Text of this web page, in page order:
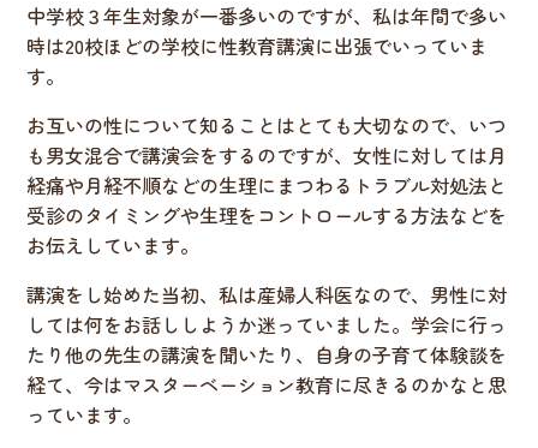
中学校３年生対象が一番多いのですが、私は年間で多い
時は20校ほどの学校に性教育講演に出張でいっていま
す。
お互いの性について知ることはとても大切なので、いつ
も男女混合で講演会をするのですが、女性に対しては月
経痛や月経不順などの生理にまつわるトラブル対処法と
受診のタイミングや生理をコントロールする方法などを
お伝えしています。
講演をし始めた当初、私は産婦人科医なので、男性に対
しては何をお話ししようか迷っていました。学会に行っ
たり他の先生の講演を聞いたり、自身の子育て体験談を
経て、今はマスターベーション教育に尽きるのかなと思
っています。